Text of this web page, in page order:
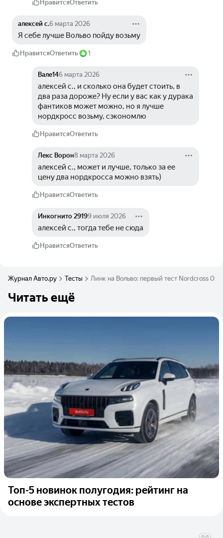
НравитсяОтветить
алексей с.6 марта 2026
Я себе лучше Вольво пойду возьму
НравитсяОтветить 1
Вале146 марта 2026
алексей с., и сколько она будет стоить, в
два раза дороже? Ну если у вас как у дурака
фантиков может можно, но я лучше
нордкросс возьму, сэкономлю
НравитсяОтветить
Лекс Ворон8 марта 2026
алексей с., может и лучше, только за ее
цену два нордкросса можно взять)
НравитсяОтветить
Инкогнито 29199 июля 2026
алексей с., тогда тебе не сюда
НравитсяОтветить
Журнал Авто.ру Тесты Линк на Вольво: первый тест Nordcross
Читать ещё
Топ-5 новинок полугодия: рейтинг на
основе экспертных тестов